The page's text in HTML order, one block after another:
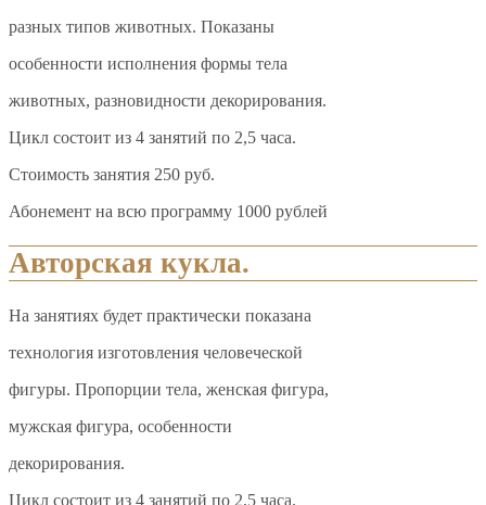
разных типов животных. Показаны
особенности исполнения формы тела
животных, разновидности декорирования.
Цикл состоит из 4 занятий по 2,5 часа.
Стоимость занятия 250 руб.
Абонемент на всю программу 1000 рублей
Авторская кукла.
На занятиях будет практически показана
технология изготовления человеческой
фигуры. Пропорции тела, женская фигура,
мужская фигура, особенности
декорирования.
Цикл состоит из 4 занятий по 2,5 часа.